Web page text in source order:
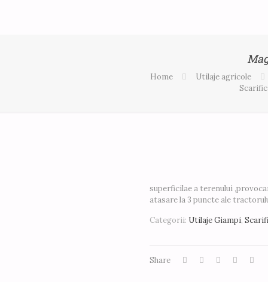
Home
Utilaje agricole
superficilae a terenului
atasare la 3 puncte ale
Categorii: Utilaje Giampi,
Share